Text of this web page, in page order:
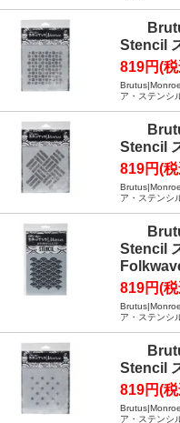
Stencil
819円(
ア・ステンシ
Stencil
819円(
ア・ステンシ
Stencil
819円(
ア・ステンシ
Stencil
819円(
ア・ステンシ